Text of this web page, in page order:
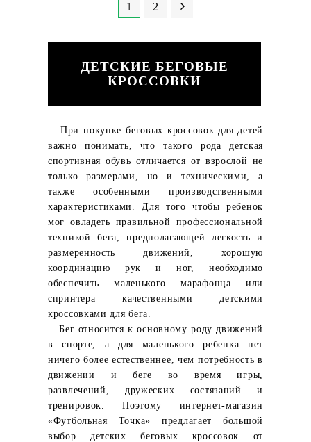
1 2
ДЕТСКИЕ БЕГОВЫЕ
КРОССОВКИ
При покупке беговых кроссовок для детей
важно понимать, что такого рода детская
спортивная обувь отличается от взрослой не
только размерами, но и техническими, а
также особенными производственными
характеристиками. Для того чтобы ребенок
мог овладеть правильной профессиональной
техникой бега, предполагающей легкость и
размеренность движений, хорошую
координацию рук и ног, необходимо
обеспечить маленького марафонца или
спринтера качественными детскими
кроссовками для бега.
Бег относится к основному роду движений
в спорте, а для маленького ребенка нет
ничего более естественнее, чем потребность в
движении и беге во время игры,
развлечений, дружеских состязаний и
тренировок. Поэтому интернет-магазин
«Футбольная Точка» предлагает большой
выбор детских беговых кроссовок от